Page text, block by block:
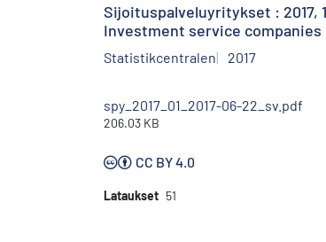
Sijoituspalveluyritykset : 2017,
Investment service companies
Statistikcentralen 2017
spy_2017_01_2017-06-22_sv.pdf
206.03 KB
CC BY 4.0
Lataukset 51